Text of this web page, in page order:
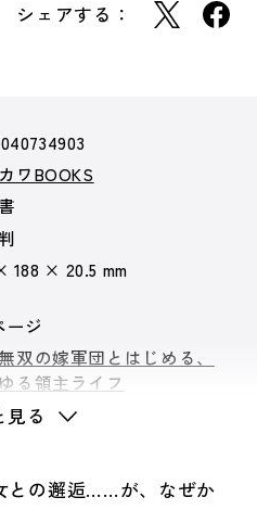
シェアする：
ワBOOKS
188 × 20.5 mm
ージ
双の嫁軍団とはじめる、
る領主ライフ
見る
との邂逅……が、なぜか